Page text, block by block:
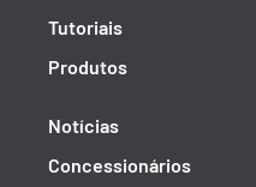
Tutoriais
Produtos
Notícias
Concessionários